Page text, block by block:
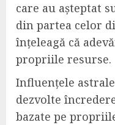
care au așteptat
din partea celor
înțeleagă că
propriile resurse.
Influențele
dezvolte
bazate pe